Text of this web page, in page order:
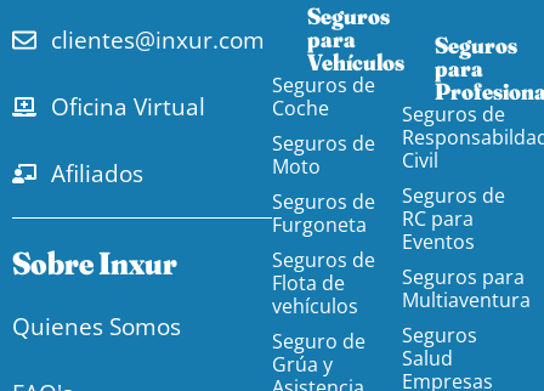
clientes@inxur.com
Oficina Virtual
Afiliados
Sobre Inxur
Quienes Somos
Seguros
para
Vehículos​
Seguros de
Coche
Seguros de
Moto
Seguros de
Furgoneta
Seguros de
Flota de
vehículos
Seguro de
Grúa y
Seguros
para
Seguros de
Civil
Seguros de
RC para
Eventos
Seguros para
Multiaventura
Seguros
Salud
Empresas